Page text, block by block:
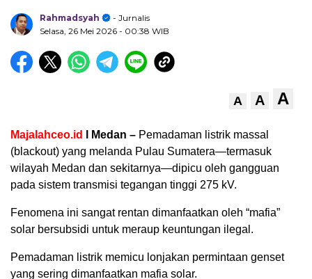
Rahmadsyah
- Jurnalis
Selasa, 26 Mei 2026 - 00:38 WIB
A A A
Majalahceo.id l Medan – Pemadaman listrik massal
(blackout) yang melanda Pulau Sumatera—termasuk
wilayah Medan dan sekitarnya—dipicu oleh gangguan
pada sistem transmisi tegangan tinggi 275 kV.
Fenomena ini sangat rentan dimanfaatkan oleh “mafia”
solar bersubsidi untuk meraup keuntungan ilegal.
Pemadaman listrik memicu lonjakan permintaan genset
yang sering dimanfaatkan mafia solar.